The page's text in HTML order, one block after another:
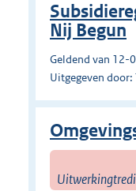
Nij Begun
Geldend van 12-
Uitgegeven door: